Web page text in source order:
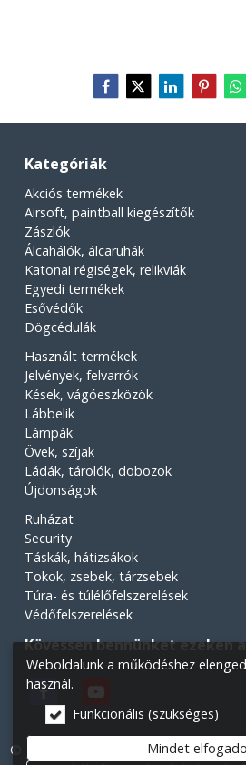
Kategóriák
Akciós termékek
Airsoft, paintball kiegészítők
Zászlók
Álcahálók, álcaruhák
Katonai régiségek, relikviák
Egyedi termékek
Esővédők
Dögcédulák
Használt termékek
Jelvények, felvarrók
Kések, vágóeszközök
Lábbelik
Lámpák
Övek, szíjak
Ládák, tárolók, dobozok
Újdonságok
Ruházat
Security
Táskák, hátizsákok
Tokok, zsebek, tárzsebek
Túra- és túlélőfelszerelések
Védőfelszerelések
Kövessen bennünket ezeken
© 2026 Minden jog fenntartva! Légiós
Weboldalunk a működéshez
használ.
Funkcionális (szükséges)
Mindet